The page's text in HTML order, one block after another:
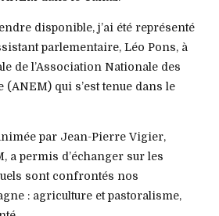
disponible, j’ai été représenté
parlementaire, Léo Pons, à
de l’Association Nationale des
(ANEM) qui s’est tenue dans le
par Jean-Pierre Vigier,
a permis d’échanger sur les
sont confrontés nos
: agriculture et pastoralisme,